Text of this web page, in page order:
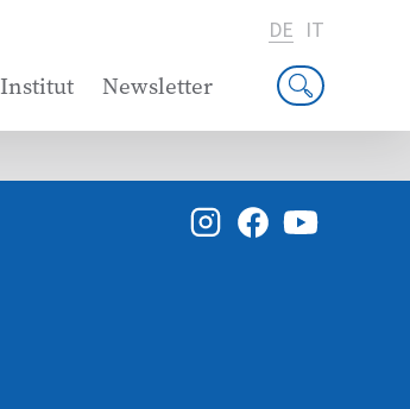
Institut Newsletter
DE IT